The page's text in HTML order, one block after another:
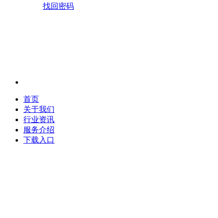
找回密码
首页
关于我们
行业资讯
服务介绍
下载入口